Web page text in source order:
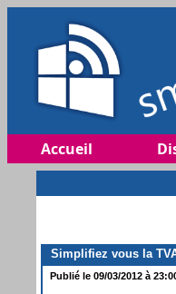
Accueil
Simplifiez vous la
Publié le 09/03/2012 à